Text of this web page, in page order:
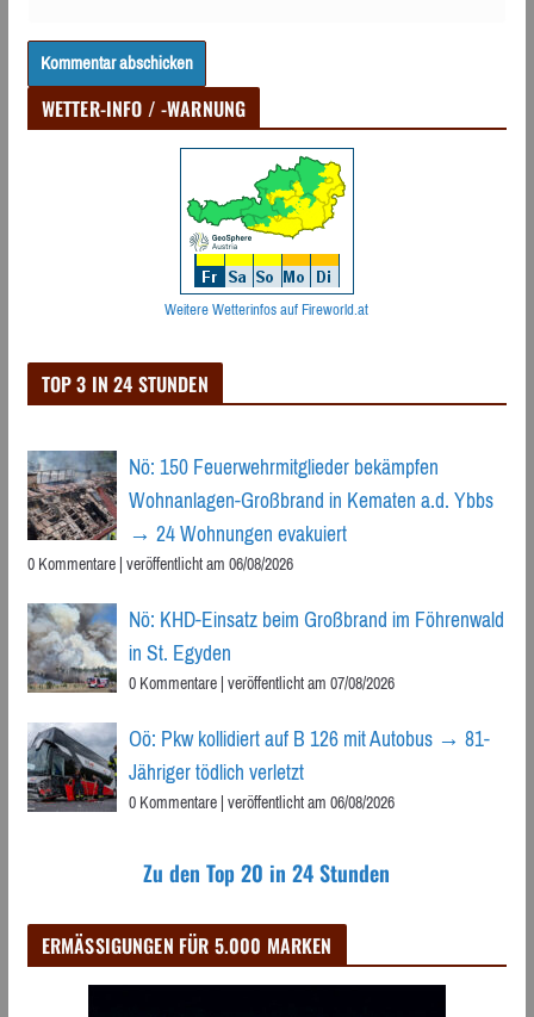
WETTER-INFO / -WARNUNG
Weitere Wetterinfos auf Fireworld.at
TOP 3 IN 24 STUNDEN
Nö: 150 Feuerwehrmitglieder bekämpfen
Wohnanlagen-Großbrand in Kematen a.d. Ybbs
→ 24 Wohnungen evakuiert
0 Kommentare|veröffentlicht am 06/08/2026
Nö: KHD-Einsatz beim Großbrand im Föhrenwald
in St. Egyden
0 Kommentare|veröffentlicht am 07/08/2026
Oö: Pkw kollidiert auf B 126 mit Autobus → 81-
Jähriger tödlich verletzt
0 Kommentare|veröffentlicht am 06/08/2026
Zu den Top 20 in 24 Stunden
ERMÄSSIGUNGEN FÜR 5.000 MARKEN